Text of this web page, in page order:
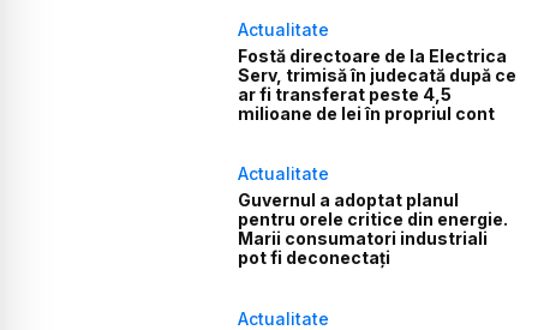
Actualitate
Fostă directoare de la Electrica
Serv, trimisă în judecată după ce
ar fi transferat peste 4,5
milioane de lei în propriul cont
Actualitate
Guvernul a adoptat planul
pentru orele critice din energie.
Marii consumatori industriali
pot fi deconectați
Actualitate